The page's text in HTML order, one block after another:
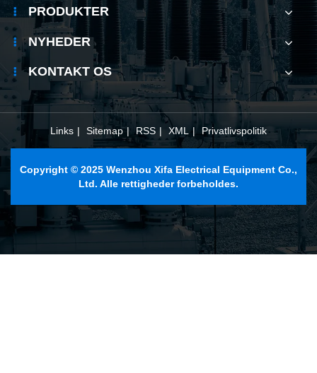
PRODUKTER
NYHEDER
KONTAKT OS
Links | Sitemap | RSS | XML | Privatlivspolitik
Copyright © 2025 Wenzhou Xifa Electrical Equipment Co.,
Ltd. Alle rettigheder forbeholdes.